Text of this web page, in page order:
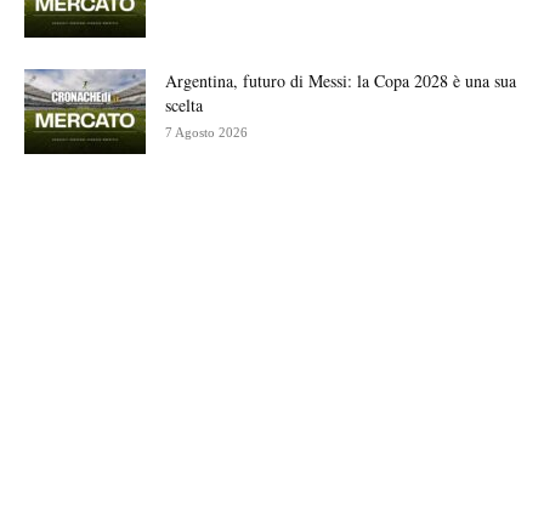
Argentina, futuro di Messi: la Copa 2028 è una sua
scelta
7 Agosto 2026